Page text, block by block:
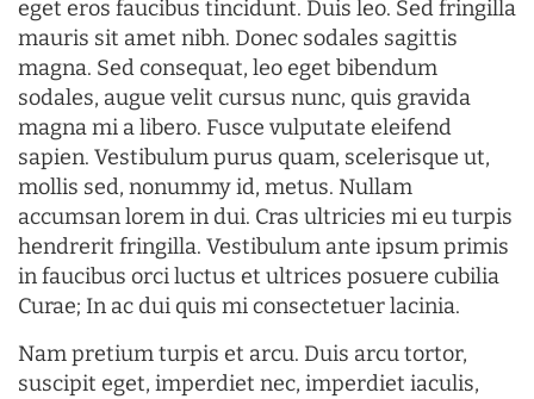
eget eros faucibus tincidunt. Duis leo. Sed fringilla
mauris sit amet nibh. Donec sodales sagittis
magna. Sed consequat, leo eget bibendum
sodales, augue velit cursus nunc, quis gravida
magna mi a libero. Fusce vulputate eleifend
sapien. Vestibulum purus quam, scelerisque ut,
mollis sed, nonummy id, metus. Nullam
accumsan lorem in dui. Cras ultricies mi eu turpis
hendrerit fringilla. Vestibulum ante ipsum primis
in faucibus orci luctus et ultrices posuere cubilia
Curae; In ac dui quis mi consectetuer lacinia.
Nam pretium turpis et arcu. Duis arcu tortor,
suscipit eget, imperdiet nec, imperdiet iaculis,